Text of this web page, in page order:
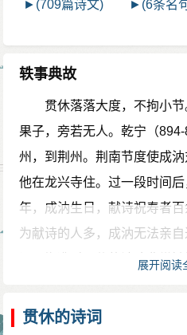
►(709篇诗文)
►(6条名
轶事典故
贯休落落大度，不拘小节
果子，旁若无人。乾宁（
州，到荆州。荆南节度使成
他在龙兴寺住。过一段时间
年，成汭生日，献诗祝寿者
为献诗的人多，成汭无法亲
评。郑准对贯休的诗才非常
于书法，号为姜休。有一次
展开阅
贯休的诗词